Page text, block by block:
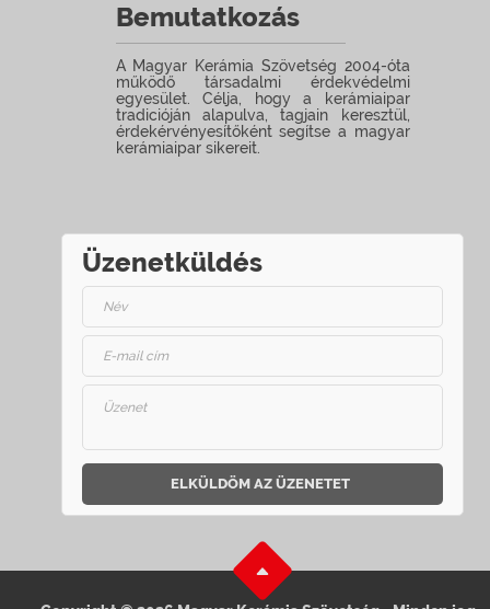
Bemutatkozás
A Magyar Kerámia Szövetség 2004-óta
működő társadalmi érdekvédelmi
egyesület. Célja, hogy a kerámiaipar
tradicióján alapulva, tagjain keresztül,
érdekérvényesítőként segítse a magyar
kerámiaipar sikereit.
Üzenetküldés
ELKÜLDÖM AZ ÜZENETET